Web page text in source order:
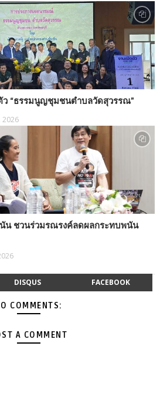
“ธรรมนูญชุมชนตำบลวัดสุวรรณ”
2026
น ชวนร่วมรณรงค์ลดผลกระทบพนัน
DISQUS FACEBOOK
COMMENTS:
A COMMENT